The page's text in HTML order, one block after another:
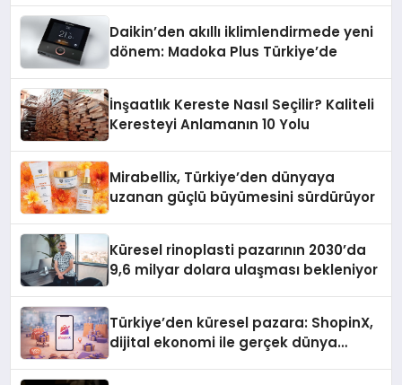
Daikin’den akıllı iklimlendirmede yeni
dönem: Madoka Plus Türkiye’de
İnşaatlık Kereste Nasıl Seçilir? Kaliteli
Keresteyi Anlamanın 10 Yolu
Mirabellix, Türkiye’den dünyaya
uzanan güçlü büyümesini sürdürüyor
Küresel rinoplasti pazarının 2030’da
9,6 milyar dolara ulaşması bekleniyor
Türkiye’den küresel pazara: ShopinX,
dijital ekonomi ile gerçek dünya